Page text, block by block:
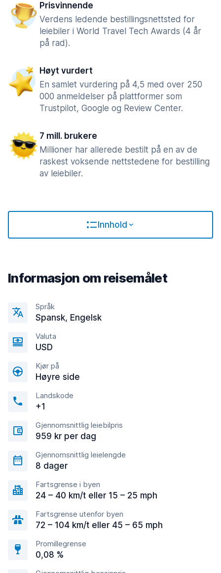
Prisvinnende
Verdens ledende bestillingsnettsted for
leiebiler i World Travel Tech Awards (4 år
på rad).
Høyt vurdert
En samlet vurdering på 4,5 med over 250
000 anmeldelser på plattformer som
Trustpilot, Google og Review Center.
7 mill. brukere
Millioner har allerede bestilt på en av de
raskest voksende nettstedene for bestilling
av leiebiler.
Innhold
Informasjon om reisemålet
Språk
Spansk, Engelsk
Valuta
USD
Kjør på
Høyre side
Landskode
+1
Gjennomsnittlig leiebilpris
959 kr per dag
Gjennomsnittlig leielengde
8 dager
Fartsgrense i byen
24 – 40 km/t eller 15 – 25 mph
Fartsgrense utenfor byen
72 – 104 km/t eller 45 – 65 mph
Promillegrense
0,08 %